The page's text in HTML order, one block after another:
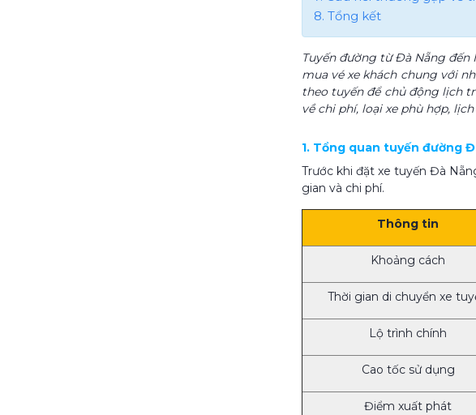
8. Tổng kết
Tuyến đường từ Đà Nẵng đến
mua vé xe khách chung với
theo tuyến để chủ động lịch
về chi phí, loại xe phù hợp,
1. Tổng quan tuyến đường
Trước khi đặt xe tuyến Đà
gian và chi phí.
Thông tin
Khoảng cách
Thời gian di chuyển xe
Lộ trình chính
Cao tốc sử dụng
Điểm xuất phát